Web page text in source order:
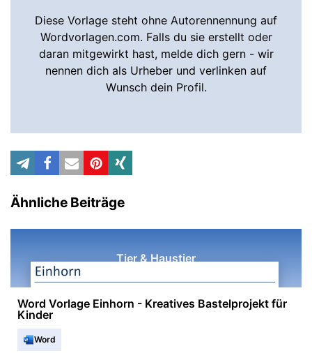
Diese Vorlage steht ohne Autorennennung auf
Wordvorlagen.com. Falls du sie erstellt oder
daran mitgewirkt hast, melde dich gern - wir
nennen dich als Urheber und verlinken auf
Wunsch dein Profil.
Ähnliche Beiträge
Tier & Haustier
Word Vorlage Einhorn - Kreatives Bastelprojekt für
Kinder
Word